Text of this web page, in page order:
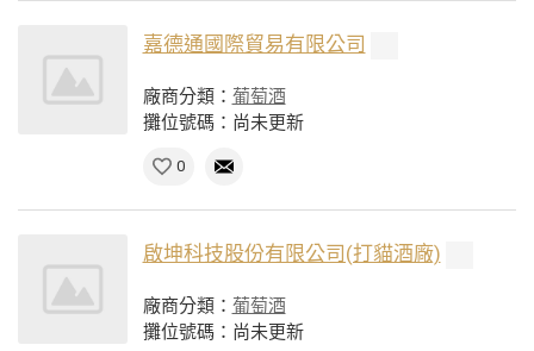
嘉德通國際貿易有限公司
廠商分類： 葡萄酒
攤位號碼：尚未更新
0
啟坤科技股份有限公司(打貓酒廠)
廠商分類： 葡萄酒
攤位號碼：尚未更新